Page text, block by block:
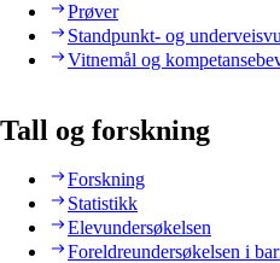
Prøver
Standpunkt- og
Vitnemål og
Tall og forskning
Forskning
Statistikk
Elevundersøkelsen
Foreldreundersøkelsen i